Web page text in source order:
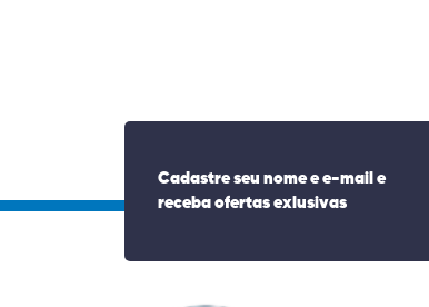
Cadastre seu nome e e-mail e
receba ofertas exlusivas